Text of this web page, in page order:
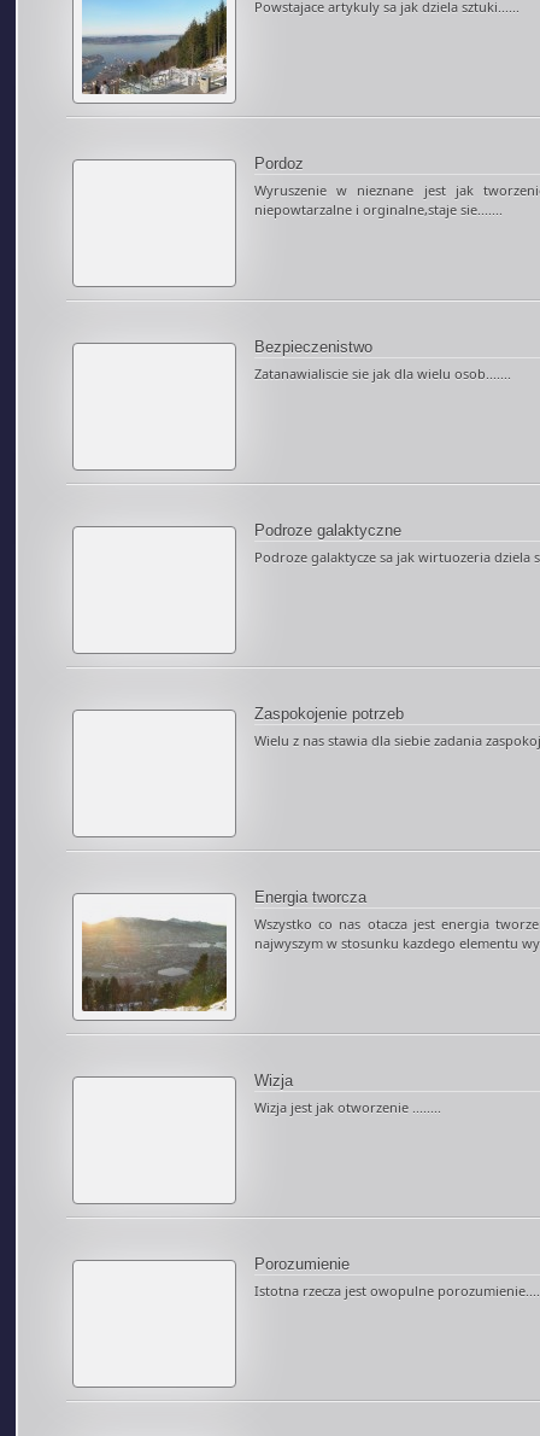
Powstajace artykuly sa jak dziela sztuki......
Pordoz
Wyruszenie w nieznane jest jak
niepowtarzalne i orginalne,staje sie.......
Bezpieczenistwo
Zatanawialiscie sie jak dla wielu osob.......
Podroze galaktyczne
Podroze galaktycze sa jak wirtuozeria dziela
Zaspokojenie potrzeb
Wielu z nas stawia dla siebie zadania
Energia tworcza
Wszystko co nas otacza jest energia
najwyszym w stosunku kazdego elementu
Wizja
Wizja jest jak otworzenie ........
Porozumienie
Istotna rzecza jest owopulne